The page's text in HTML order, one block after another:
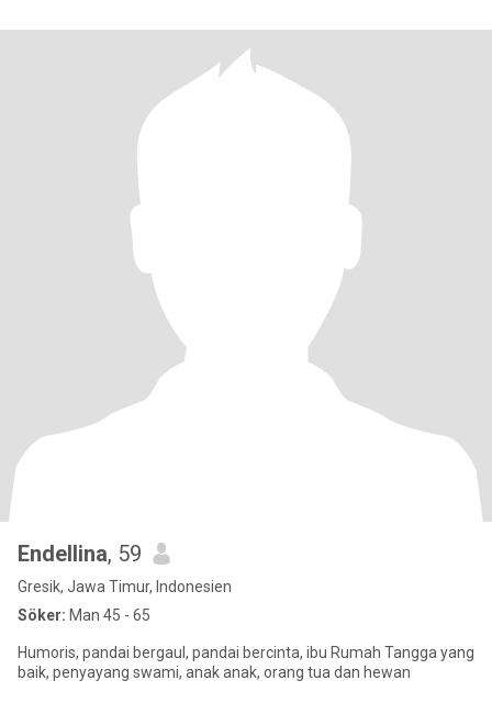
Endellina, 59
Gresik, Jawa Timur, Indonesien
Söker: Man 45 - 65
Humoris, pandai bergaul, pandai bercinta, ibu Rumah Tangga yang
baik, penyayang swami, anak anak, orang tua dan hewan